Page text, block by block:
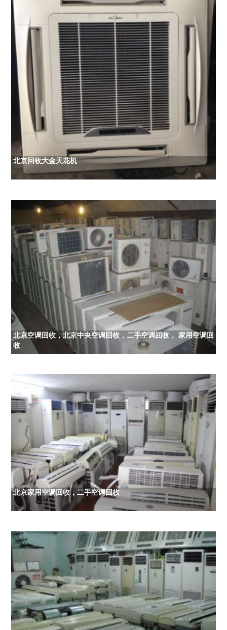
北京回收大金天花机
北京空调回收，北京中央空调回收，二手空调回收， 家用空调回
收
北京家用空调回收，二手空调回收